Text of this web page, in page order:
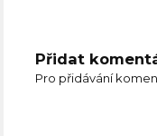
Přidat
Pro přidávání